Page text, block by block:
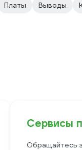
Платы Выводы
Сервисы
Обращайтесь